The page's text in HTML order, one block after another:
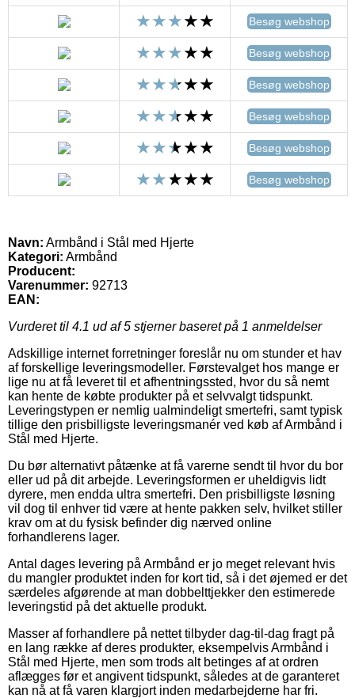
Besøg webshop
Besøg webshop
Besøg webshop
Besøg webshop
Besøg webshop
Besøg webshop
Navn: Armbånd i Stål med Hjerte
Kategori: Armbånd
Producent:
Varenummer: 92713
EAN:
Vurderet til 4.1 ud af 5 stjerner baseret på 1 anmeldelser
Adskillige internet forretninger foreslår nu om stunder et hav
af forskellige leveringsmodeller. Førstevalget hos mange er
lige nu at få leveret til et afhentningssted, hvor du så nemt
kan hente de købte produkter på et selvvalgt tidspunkt.
Leveringstypen er nemlig ualmindeligt smertefri, samt typisk
tillige den prisbilligste leveringsmanér ved køb af Armbånd i
Stål med Hjerte.
Du bør alternativt påtænke at få varerne sendt til hvor du bor
eller ud på dit arbejde. Leveringsformen er uheldigvis lidt
dyrere, men endda ultra smertefri. Den prisbilligste løsning
vil dog til enhver tid være at hente pakken selv, hvilket stiller
krav om at du fysisk befinder dig nærved online
forhandlerens lager.
Antal dages levering på Armbånd er jo meget relevant hvis
du mangler produktet inden for kort tid, så i det øjemed er det
særdeles afgørende at man dobbelttjekker den estimerede
leveringstid på det aktuelle produkt.
Masser af forhandlere på nettet tilbyder dag-til-dag fragt på
en lang række af deres produkter, eksempelvis Armbånd i
Stål med Hjerte, men som trods alt betinges af at ordren
aflægges før et angivent tidspunkt, således at de garanteret
kan nå at få varen klargjort inden medarbejderne har fri.